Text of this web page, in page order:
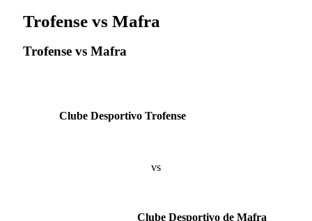
Trofense vs Mafra
Trofense vs Mafra
Clube Desportivo Trofense
vs
Clube Desportivo de Mafra